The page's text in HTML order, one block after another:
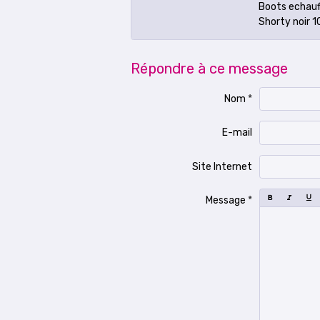
Boots
Shorty noir
Répondre à ce message
Nom
E-mail
Site Internet
Message